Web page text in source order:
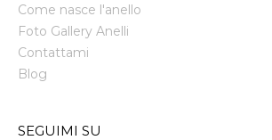
Come nasce l'anello
Foto Gallery Anelli
Contattami
Blog
SEGUIMI SU